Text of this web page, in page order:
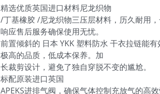
精选优质英国进口材料尼龙织物
/丁基橡胶 /尼龙织物三压层材料，历久耐用
响应售后服务确保使用无忧。
前置倾斜的 日本 YKK 塑料防水 干衣拉链能
极高的品质，低成本保养。加
长裁剪设计，避免了独自穿脱不变的尴尬。
标配原装进口英国
APEKS进排气阀，确保气体控制充放气的高效